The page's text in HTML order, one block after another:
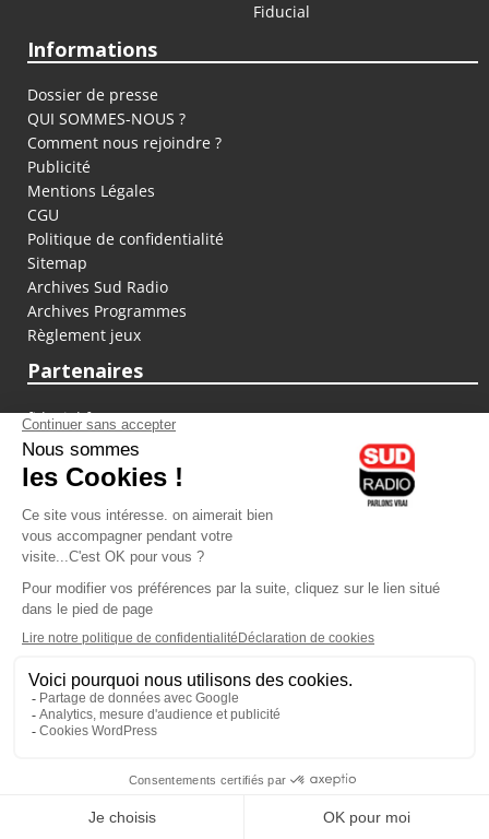
Fiducial
Informations
Dossier de presse
QUI SOMMES-NOUS ?
Comment nous rejoindre ?
Publicité
Mentions Légales
CGU
Politique de confidentialité
Sitemap
Archives Sud Radio
Archives Programmes
Règlement jeux
Partenaires
fiducial.fr
lyoncapitale.fr
olympique-et-lyonnais.com
L'application Iphone / Android
Téléchargez l'application
Les cookies
Gestion des cookies
Crédit photos : ©Sud Radio / Pierre Olivier
Judith Beller
Les Vraies Voix
Jacques Pessis
Les clefs d'une vie